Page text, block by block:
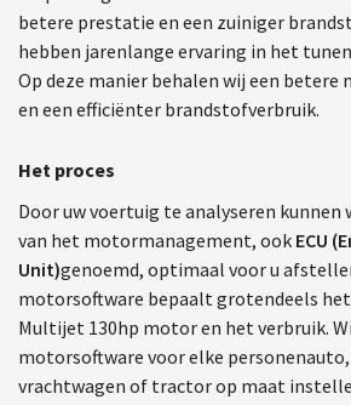
betere prestatie en een zuiniger
hebben jarenlange ervaring in het
Op deze manier behalen wij een
en een efficiënter brandstofverbruik.
Het proces
Door uw voertuig te analyseren
van het motormanagement, ook ECU
Unit)genoemd, optimaal voor u
motorsoftware bepaalt grotendeels het
Multijet 130hp motor en het verbruik.
motorsoftware voor elke
vrachtwagen of tractor op maat